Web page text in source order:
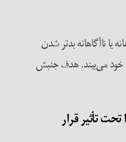
ناآگاهانه بدتر شدن
خود می‌بیند. هدف جنبش
تأثیر قرار